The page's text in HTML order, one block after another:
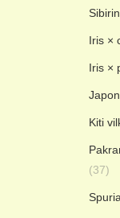
Iris ×
Iris ×
Kiti
(37)